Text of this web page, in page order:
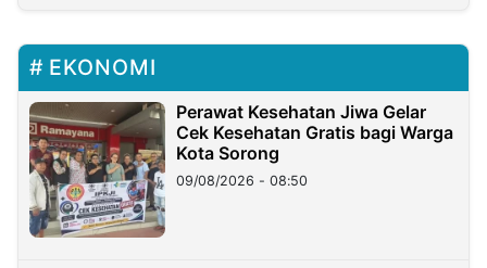
EKONOMI
Perawat Kesehatan Jiwa Gelar
Cek Kesehatan Gratis bagi Warga
Kota Sorong
09/08/2026 - 08:50